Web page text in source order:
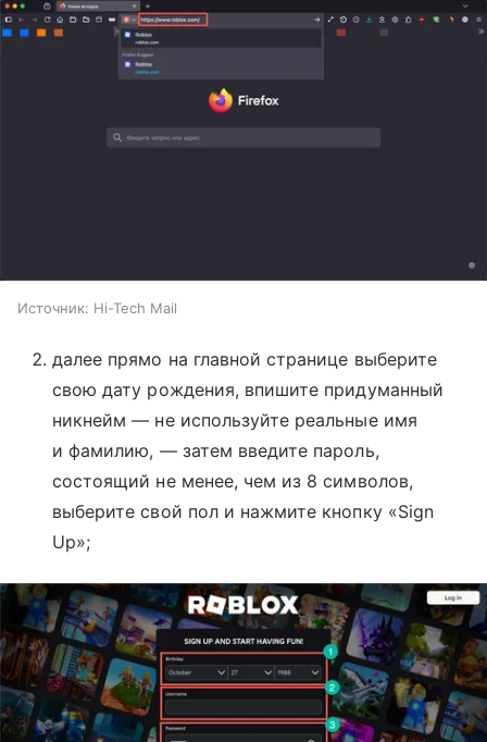
Источник: Hi-Tech Mail
далее прямо на главной странице выберите
свою дату рождения, впишите придуманный
никнейм — не используйте реальные имя
и фамилию, — затем введите пароль,
состоящий не менее, чем из 8 символов,
выберите свой пол и нажмите кнопку «Sign
Up»;